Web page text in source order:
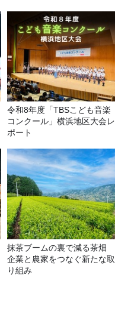
令和8年度「TBSこども音楽
コンクール」横浜地区大会レ
ポート
抹茶ブームの裏で減る茶畑
企業と農家をつなぐ新たな取
り組み